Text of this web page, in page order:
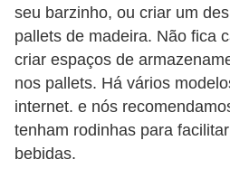
seu barzinho, ou criar um
pallets de madeira. Não fica
criar espaços de
nos pallets. Há vários
internet. e nós
tenham rodinhas para
bebidas.